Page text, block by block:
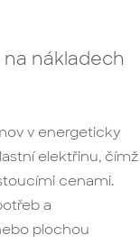
nákladech
v energeticky
elektřinu, čímž
cenami.
a
plochou